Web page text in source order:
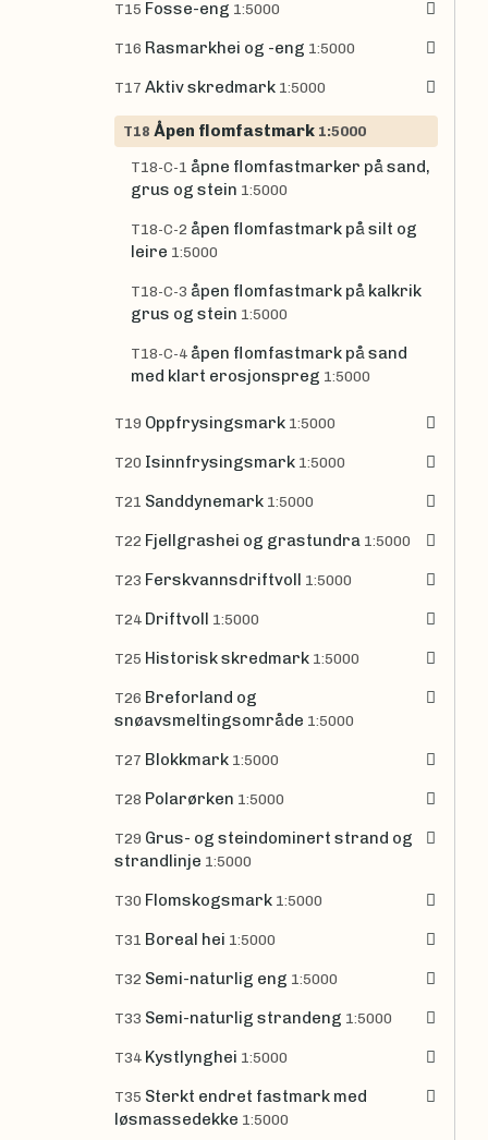
T15 Fosse-eng 1:5000
T16 Rasmarkhei og -eng 1:5000
T17 Aktiv skredmark 1:5000
T18 Åpen flomfastmark 1:5000
T18-C-1 åpne flomfastmarker på sand,
grus og stein 1:5000
T18-C-2 åpen flomfastmark på silt og
leire 1:5000
T18-C-3 åpen flomfastmark på kalkrik
grus og stein 1:5000
T18-C-4 åpen flomfastmark på sand
med klart erosjonspreg 1:5000
T19 Oppfrysingsmark 1:5000
T20 Isinnfrysingsmark 1:5000
T21 Sanddynemark 1:5000
T22 Fjellgrashei og grastundra 1:5000
T23 Ferskvannsdriftvoll 1:5000
T24 Driftvoll 1:5000
T25 Historisk skredmark 1:5000
T26 Breforland og
snøavsmeltingsområde 1:5000
T27 Blokkmark 1:5000
T28 Polarørken 1:5000
T29 Grus- og steindominert strand og
strandlinje 1:5000
T30 Flomskogsmark 1:5000
T31 Boreal hei 1:5000
T32 Semi-naturlig eng 1:5000
T33 Semi-naturlig strandeng 1:5000
T34 Kystlynghei 1:5000
T35 Sterkt endret fastmark med
løsmassedekke 1:5000